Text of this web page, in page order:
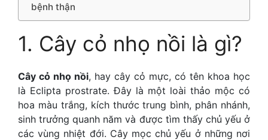
bệnh thận
1. Cây cỏ nhọ nồi là gì?
Cây cỏ nhọ nồi, hay cây cỏ mực, có tên khoa học
là Eclipta prostrate. Đây là một loài thảo mộc có
hoa màu trắng, kích thước trung bình, phân nhánh,
sinh trưởng quanh năm và được tìm thấy chủ yếu ở
các vùng nhiệt đới. Cây mọc chủ yếu ở những nơi